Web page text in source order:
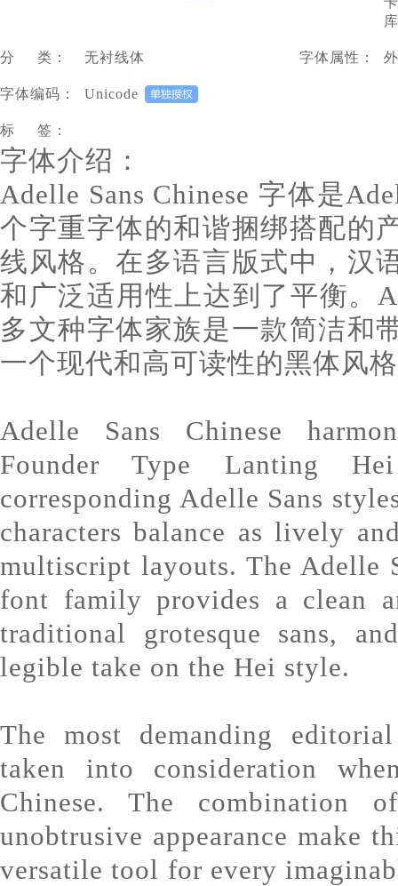
分 类： 无衬线体 字体属性：
字体编码： Unicode
标 签：
字体介绍：
Adelle Sans Chinese 字体是
个字重字体的和谐捆绑搭配的
线风格。在多语言版式中，汉
和广泛适用性上达到了平衡。
多文种字体家族是一款简洁和
一个现代和高可读性的黑体风
Adelle Sans Chinese
Founder Type Lanting
corresponding Adelle Sans
characters balance as lively
multiscript layouts. The Adelle
font family provides a clean
traditional grotesque sans,
legible take on the Hei style.
The most demanding
taken into consideration
Chinese. The combination
unobtrusive appearance make
versatile tool for every